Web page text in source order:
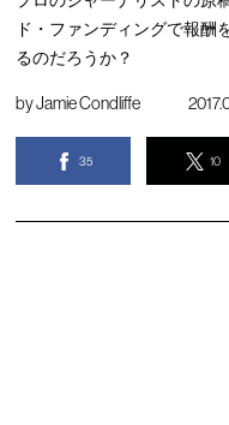
ド・ファンディングで報酬
るのだろうか？
byJamie Condliffe
35 10